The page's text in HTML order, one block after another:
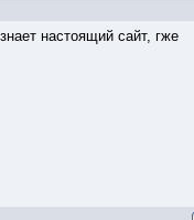
настоящий сайт, гже